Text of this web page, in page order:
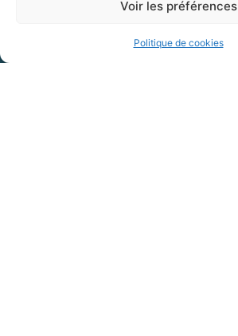
Voir les préférences
Politique de cookies
Mairie de Gannat
26 place Hennequin,